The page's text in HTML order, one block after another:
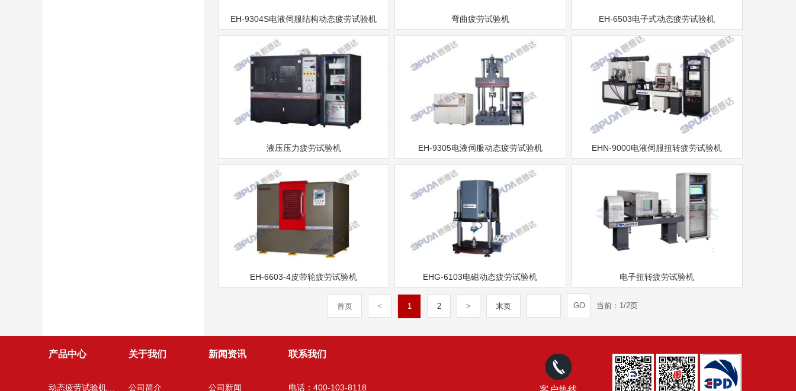
EH-9304S电液伺服结构动态疲劳试验机 弯曲疲劳试验机 EH-6503电子式动态疲劳试验机
液压压力疲劳试验机 EH-9305电液伺服动态疲劳试验机 EHN-9000电液伺服扭转疲劳试验机
EH-6603-4皮带轮疲劳试验机 EHG-6103电磁动态疲劳试验机 电子扭转疲劳试验机
首页 < 1 2 > 末页 GO 当前： 1/2页
产品中心 关于我们
公司简介
新闻资讯
公司新闻
联系我们
电话：400-103-8118